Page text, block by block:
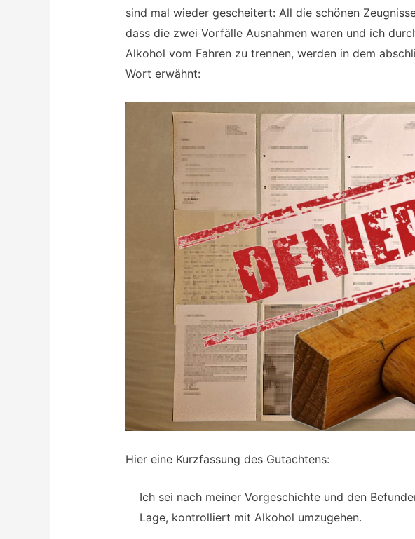
sind mal wieder gescheitert: All die schönen
dass die zwei Vorfälle Ausnahmen waren und ich
Alkohol vom Fahren zu trennen, werden in dem
Wort erwähnt:
Hier eine Kurzfassung des Gutachtens:
Ich sei nach meiner Vorgeschichte und den
Lage, kontrolliert mit Alkohol umzugehen.